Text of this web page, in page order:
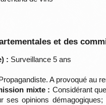
et des
: Surveillance 5 ans
A provoqué au
mixte : Considérant
ses opinions